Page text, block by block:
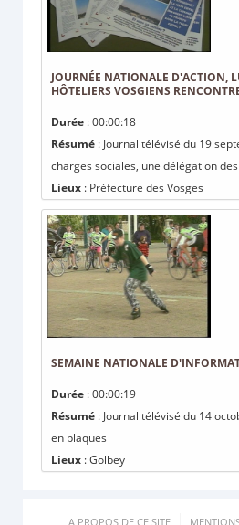
JOURNÉE NATIONALE D'ACTION,
HÔTELIERS VOSGIENS
Durée : 00:00:18
Résumé : Journal télévisé du 19
charges sociales, une délégation
Lieux : Préfecture des Vosges
SEMAINE NATIONALE
Durée : 00:00:19
Résumé : Journal télévisé du 14
en plaques
Lieux : Golbey
A PROPOS DE CE SITE